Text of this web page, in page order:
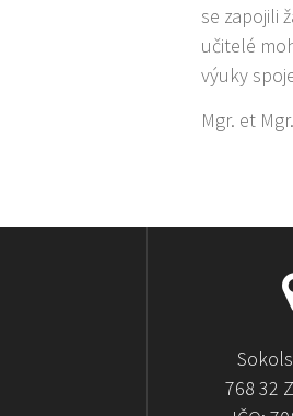
se zapojili
učitelé
výuky
Mgr. et
768 32